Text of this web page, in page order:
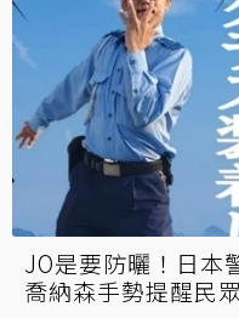
JO是要防曬！日本
喬納森手勢提醒民